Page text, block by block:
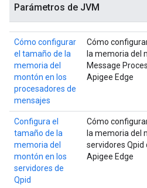
Parámetros de JVM
Cómo configurar
el tamaño de la
memoria del
montón en los
procesadores de
mensajes
Cómo
la memoria del
Message
Apigee Edge
Configura el
tamaño de la
memoria del
montón en los
servidores de
Qpid
Cómo
la memoria del
servidores Qpid
Apigee Edge